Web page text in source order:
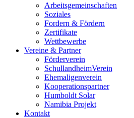
Arbeitsgemeinschaften
Soziales
Fordern & Fördern
Zertifikate
Wettbewerbe
Vereine & Partner
Förderverein
SchullandheimVerein
Ehemaligenverein
Kooperationspartner
Humboldt Solar
Namibia Projekt
Kontakt